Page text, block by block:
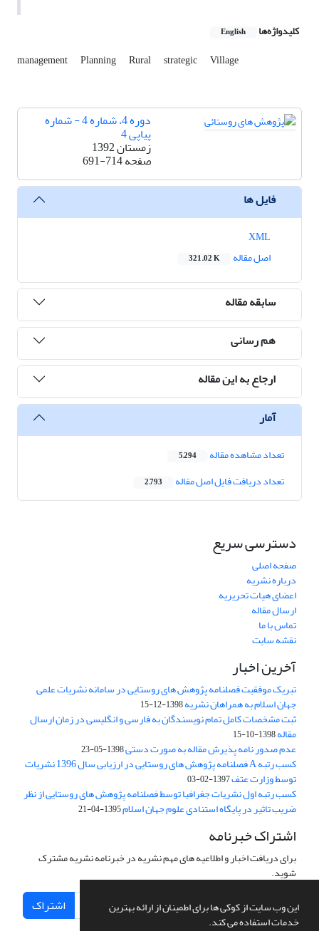
این وب سایت از کوکی ها برای اطمینان از ارائه بهترین
خدمات استفاده می کند.
کلیدواژه‌ها English
management Planning Rural strategic Village
دوره 4، شماره 4 - شماره
پیاپی 4
زمستان 1392
صفحه691-714
فایل ها
اصل مقاله
321.02 K
سابقه مقاله
هم رسانی
ارجاع به این مقاله
آمار
تعداد مشاهده مقاله 5,294
تعداد دریافت فایل اصل مقاله 2,793
دسترسی سریع
صفحه اصلی
درباره نشریه
اعضای هیات تحریریه
ارسال مقاله
تماس با ما
نقشه سایت
آخرین اخبار
تبریک موفقیت فصلنامه پژوهش های روستایی در سامانه نشریات علمی
جهان اسلام به همراهان نشریه1398-12-15
ثبت مشخصات کامل تمام نویسندگان به فارسی و انگلیسی در زمان ارسال
مقاله1398-10-15
عدم صدور نامه پذیرش مقاله به صورت دستی1398-05-23
کسب رتبه A فصلنامه پژوهش های روستایی در ارزیابی سال 1396 نشریات
توسط وزارت عتف1397-02-03
کسب رتبه اول نشریات جغرافیا توسط فصلنامه پژوهش های روستایی از نظر
ضریب تاثیر در پایگاه استنادی علوم جهان اسلام1395-04-21
اشتراک خبرنامه
برای دریافت اخبار و اطلاعیه های مهم نشریه در خبرنامه نشریه مشترک
شوید.
اشتراک